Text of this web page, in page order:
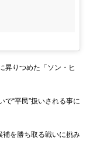
昇りつめた「ソン・ヒ
“平民”扱いされる事に
補を勝ち取る戦いに挑み